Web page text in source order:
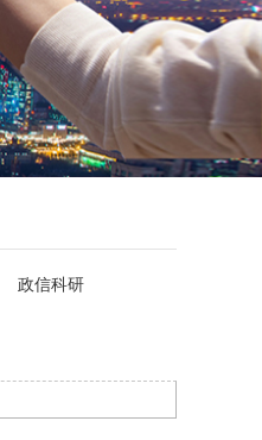
政信科研